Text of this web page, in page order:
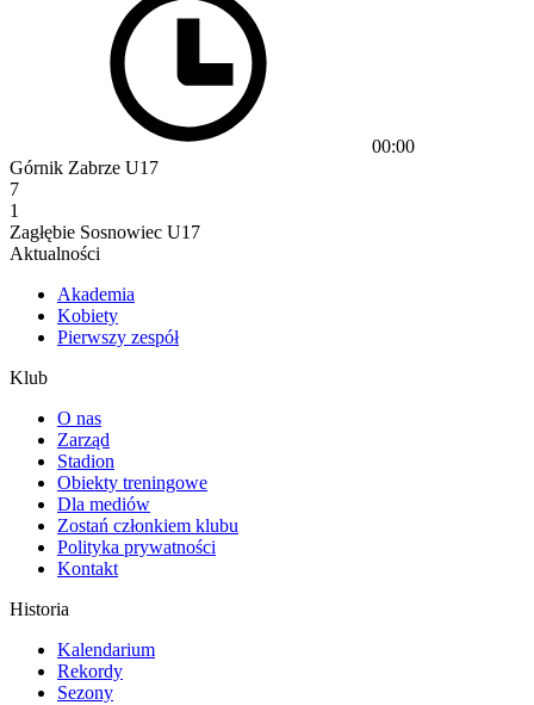
00:00
Górnik Zabrze U17
7
1
Zagłębie Sosnowiec U17
Aktualności
Akademia
Kobiety
Pierwszy zespół
Klub
O nas
Zarząd
Stadion
Obiekty treningowe
Dla mediów
Zostań członkiem klubu
Polityka prywatności
Kontakt
Historia
Kalendarium
Rekordy
Sezony